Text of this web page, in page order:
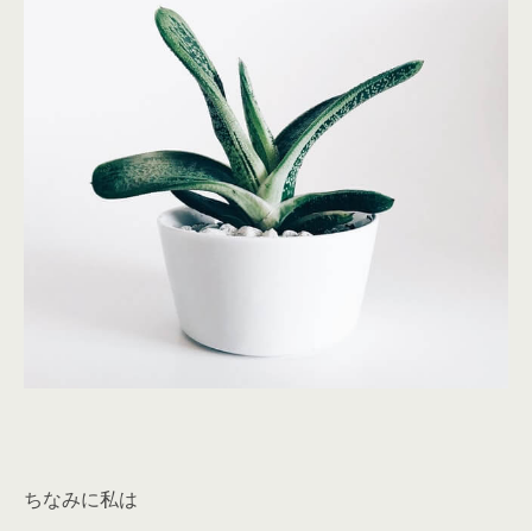
ちなみに私は